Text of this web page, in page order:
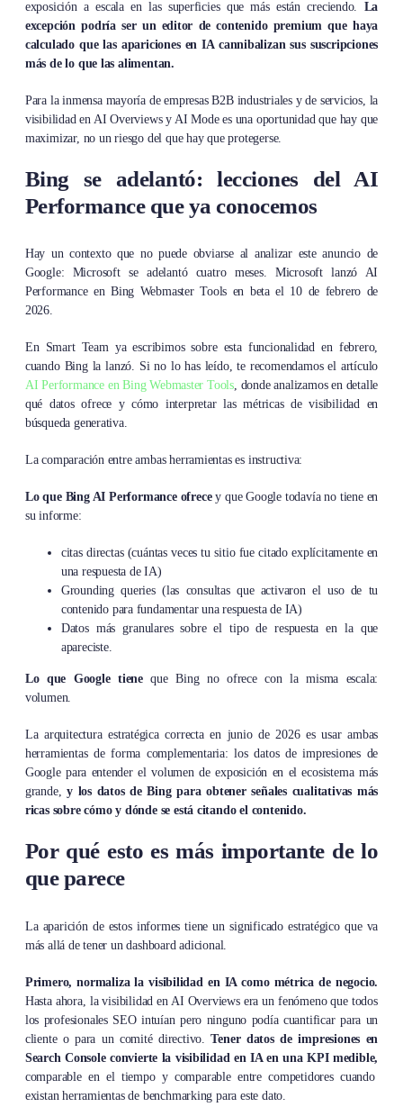
exposición a escala en las superficies que más están creciendo. La
excepción podría ser un editor de contenido premium que haya
calculado que las apariciones en IA cannibalizan sus suscripciones
más de lo que las alimentan.
Para la inmensa mayoría de empresas B2B industriales y de servicios, la
visibilidad en AI Overviews y AI Mode es una oportunidad que hay que
maximizar, no un riesgo del que hay que protegerse.
Bing se adelantó: lecciones del AI
Performance que ya conocemos
Hay un contexto que no puede obviarse al analizar este anuncio de
Google: Microsoft se adelantó cuatro meses. Microsoft lanzó AI
Performance en Bing Webmaster Tools en beta el 10 de febrero de
2026.
En Smart Team ya escribimos sobre esta funcionalidad en febrero,
cuando Bing la lanzó. Si no lo has leído, te recomendamos el artículo
AI Performance en Bing Webmaster Tools, donde analizamos en detalle
qué datos ofrece y cómo interpretar las métricas de visibilidad en
búsqueda generativa.
La comparación entre ambas herramientas es instructiva:
Lo que Bing AI Performance ofrecey que Google todavía no tiene en
su informe:
citas directas (cuántas veces tu sitio fue citado explícitamente en
una respuesta de IA)
Grounding queries (las consultas que activaron el uso de tu
contenido para fundamentar una respuesta de IA)
Datos más granulares sobre el tipo de respuesta en la que
apareciste.
Lo que Google tieneque Bing no ofrece con la misma escala:
volumen.
La arquitectura estratégica correcta en junio de 2026 es usar ambas
herramientas de forma complementaria: los datos de impresiones de
Google para entender el volumen de exposición en el ecosistema más
grande,y los datos de Bing para obtener señales cualitativas más
ricas sobre cómo y dónde se está citando el contenido.
Por qué esto es más importante de lo
que parece
La aparición de estos informes tiene un significado estratégico que va
más allá de tener un dashboard adicional.
Primero, normaliza la visibilidad en IA como métrica de negocio.
Hasta ahora, la visibilidad en AI Overviews era un fenómeno que todos
los profesionales SEO intuían pero ninguno podía cuantificar para un
cliente o para un comité directivo.Tener datos de impresiones en
Search Console convierte la visibilidad en IA en una KPI medible,
comparable en el tiempo y comparable entre competidores cuando
existan herramientas de benchmarking para este dato.